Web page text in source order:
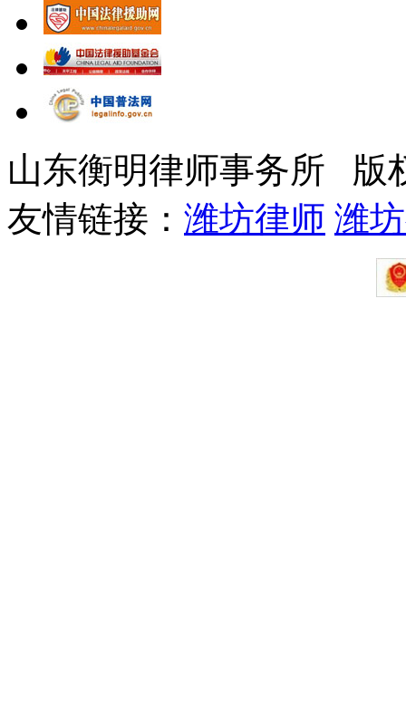
山东衡明律师事务所 版
友情链接： 潍坊律师 潍